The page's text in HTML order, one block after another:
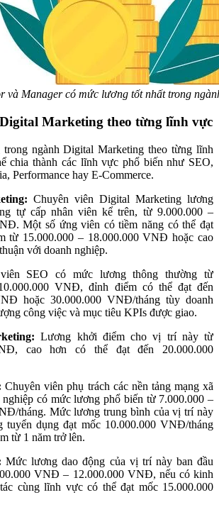
và Manager có mức lương tốt nhất trong
Marketing theo từng lĩnh vực
ngành Digital Marketing theo từng lĩnh
chia thành các lĩnh vực phổ biến như SEO,
Performance hay E-Commerce.
Chuyên viên Digital Marketing lương
tự cấp nhân viên kể trên, từ 9.000.000 –
Một số ứng viên có tiềm năng có thể đạt
từ 15.000.000 – 18.000.000 VNĐ hoặc cao
với doanh nghiệp.
SEO có mức lương thông thường từ
VNĐ, đỉnh điểm có thể đạt đến
hoặc 30.000.000 VNĐ/tháng tùy doanh
công việc và mục tiêu KPIs được giao.
Lương khởi điểm cho vị trí này từ
cao hơn có thể đạt đến 20.000.000
Chuyên viên phụ trách các nền tảng mạng xã
nghiệp có mức lương phổ biến từ 7.000.000 –
tháng. Mức lương trung bình của vị trí này
tuyển dụng đạt mốc 10.000.000 VNĐ/tháng
từ 1 năm trở lên.
Mức lương dao động của vị trí này ban đầu
VNĐ – 12.000.000 VNĐ, nếu có kinh
cùng lĩnh vực có thể đạt mốc 15.000.000